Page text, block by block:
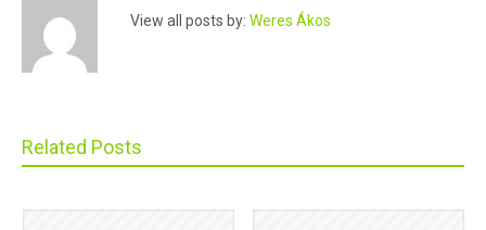
View all posts by: Weres Ákos
Related Posts